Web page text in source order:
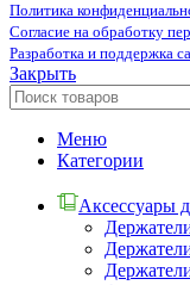
Политика
Согласие на обработку
Разработка и поддержка
Закрыть
Меню
Категории
Аксессуары